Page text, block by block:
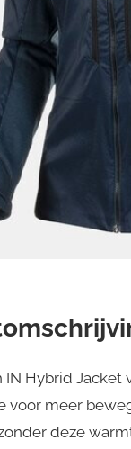
IN Hybrid
voor meer
deze